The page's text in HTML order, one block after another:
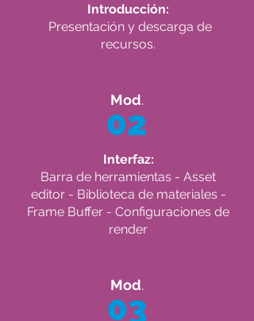
Introducción:
Presentación y descarga de
recursos.
02
Mod.
Interfaz:
Barra de herramientas - Asset
editor - Biblioteca de materiales -
Frame Buffer - Configuraciones de
render
03
Mod.